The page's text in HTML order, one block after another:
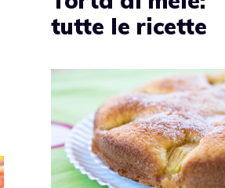
tutte le ricette